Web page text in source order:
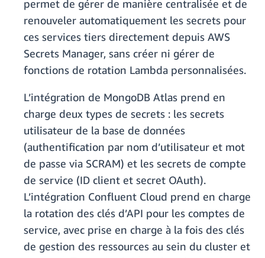
permet de gérer de manière centralisée et de
renouveler automatiquement les secrets pour
ces services tiers directement depuis AWS
Secrets Manager, sans créer ni gérer de
fonctions de rotation Lambda personnalisées.
L’intégration de MongoDB Atlas prend en
charge deux types de secrets : les secrets
utilisateur de la base de données
(authentification par nom d’utilisateur et mot
de passe via SCRAM) et les secrets de compte
de service (ID client et secret OAuth).
L’intégration Confluent Cloud prend en charge
la rotation des clés d’API pour les comptes de
service, avec prise en charge à la fois des clés
de gestion des ressources au sein du cluster et